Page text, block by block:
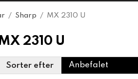
/ Sharp / MX 2310 U
2310 U
Sorter efter